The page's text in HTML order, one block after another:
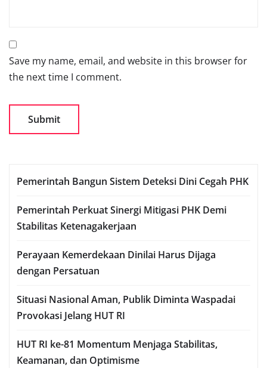
Save my name, email, and website in this browser for
the next time I comment.
Pemerintah Bangun Sistem Deteksi Dini Cegah PHK
Pemerintah Perkuat Sinergi Mitigasi PHK Demi
Stabilitas Ketenagakerjaan
Perayaan Kemerdekaan Dinilai Harus Dijaga
dengan Persatuan
Situasi Nasional Aman, Publik Diminta Waspadai
Provokasi Jelang HUT RI
HUT RI ke-81 Momentum Menjaga Stabilitas,
Keamanan, dan Optimisme